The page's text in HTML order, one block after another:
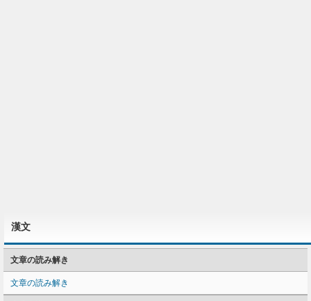
漢文
文章の読み解き
文章の読み解き